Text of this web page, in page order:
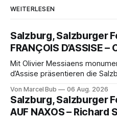
WEITERLESEN
Salzburg, Salzburger
FRANÇOIS D’ASSISE
Mit Olivier Messiaens
d’Assise präsentieren die
eine bildgewaltige
die komplexe Partitur
Franziskus.
Von Marcel Bub 06 Aug. 2026
Salzburg, Salzburger
AUF NAXOS – Richard